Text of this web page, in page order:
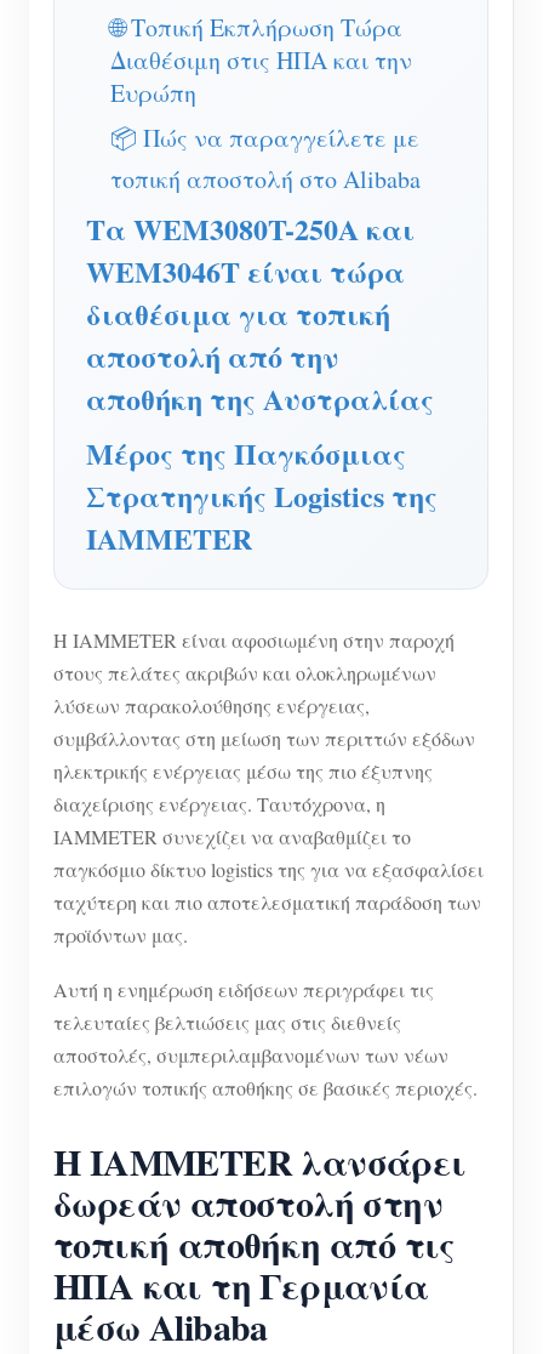
Σύστημα Πρόβλεψης και Προσομοίωσης
Ενέργειας
Εφαρμογές
Επιτηρητής ενέργειας ηλιακού φωτοβολταϊκού
συστήματος
Παρακολούθηση Χρήσης Ηλεκτρικής Ενέργειας
Σύστημα ελέγχου Φ/Β θερμαντήρα
Οικιακός αυτοματισμός
Ενεργειακή Παρακολούθηση Εργοστασίων
Κατάστημα
Πόροι
Γρήγορη εκκίνηση προϊόντος
Εγγραφο
Εκπαιδευτικό βίντεο
FAQ
Νέα
Blogs
Κοινότητα
Προγραμματιστής
Πρόγραμμα επιβράβευσης
Επικοινωνία
🌐 Τοπική Εκπλήρωση Τώρα
Διαθέσιμη στις ΗΠΑ και την
Ευρώπη
📦 Πώς να παραγγείλετε με
τοπική αποστολή στο Alibaba
Τα WEM3080T-250A και
WEM3046T είναι τώρα
διαθέσιμα για τοπική
αποστολή από την
αποθήκη της Αυστραλίας
Μέρος της Παγκόσμιας
Στρατηγικής Logistics της
IAMMETER
Η IAMMETER είναι αφοσιωμένη στην παροχή
στους πελάτες ακριβών και ολοκληρωμένων
λύσεων παρακολούθησης ενέργειας,
συμβάλλοντας στη μείωση των περιττών εξόδων
ηλεκτρικής ενέργειας μέσω της πιο έξυπνης
διαχείρισης ενέργειας. Ταυτόχρονα, η
IAMMETER συνεχίζει να αναβαθμίζει το
παγκόσμιο δίκτυο logistics της για να εξασφαλίσει
ταχύτερη και πιο αποτελεσματική παράδοση των
προϊόντων μας.
Αυτή η ενημέρωση ειδήσεων περιγράφει τις
τελευταίες βελτιώσεις μας στις διεθνείς
αποστολές, συμπεριλαμβανομένων των νέων
επιλογών τοπικής αποθήκης σε βασικές περιοχές.
Η IAMMETER λανσάρει
δωρεάν αποστολή στην
τοπική αποθήκη από τις
ΗΠΑ και τη Γερμανία
μέσω Alibaba